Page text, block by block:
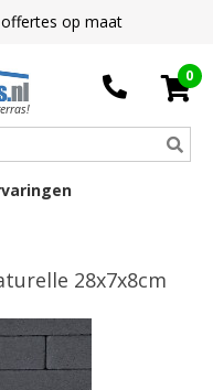
op maat
0
28x7x8cm